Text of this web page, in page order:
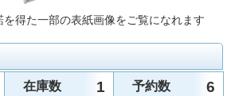
を得た一部の表紙画像をご覧になれます
在庫数 1 予約数 6